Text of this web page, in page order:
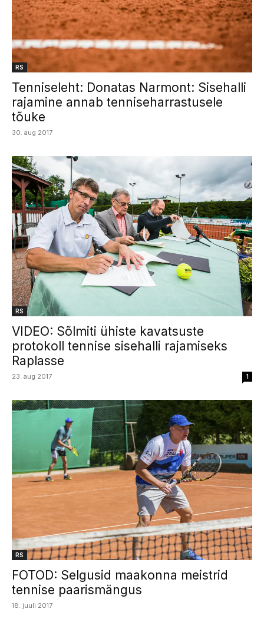
RS
Tenniseleht: Donatas Narmont: Sisehalli
rajamine annab tenniseharrastusele
tõuke
30. aug 2017
RS
VIDEO: Sõlmiti ühiste kavatsuste
protokoll tennise sisehalli rajamiseks
Raplasse
23. aug 2017 1
RS
FOTOD: Selgusid maakonna meistrid
tennise paarismängus
18. juuli 2017